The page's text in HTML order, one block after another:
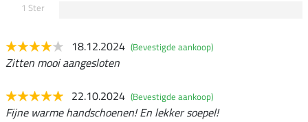
1 Ster
18.12.2024 (Bevestigde aankoop)
Zitten mooi aangesloten
22.10.2024 (Bevestigde aankoop)
Fijne warme handschoenen! En lekker soepel!